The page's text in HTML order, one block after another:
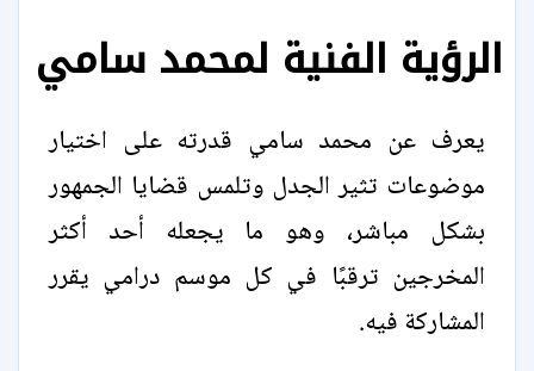
الرؤية الفنية لمحمد سامي
يعرف عن محمد سامي قدرته على اختيار
موضوعات تثير الجدل وتلمس قضايا الجمهور
بشكل مباشر، وهو ما يجعله أحد أكثر
المخرجين ترقبًا في كل موسم درامي يقرر
المشاركة فيه.